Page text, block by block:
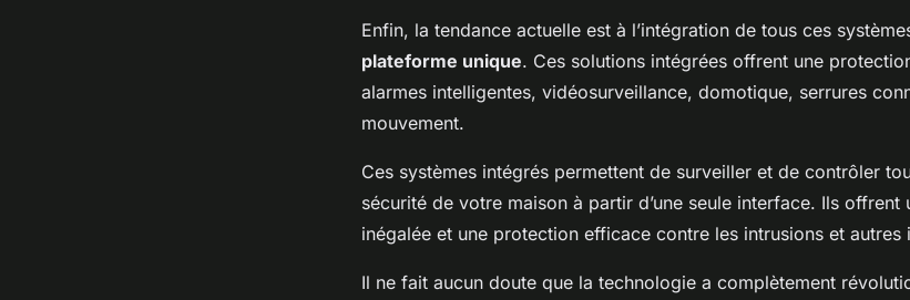
Enfin, la tendance actuelle est à l’intégration de tous ces
plateforme unique. Ces solutions intégrées offrent une
alarmes intelligentes, vidéosurveillance, domotique, serrures
mouvement.
Ces systèmes intégrés permettent de surveiller et de contrôler
sécurité de votre maison à partir d’une seule interface. Ils offrent
inégalée et une protection efficace contre les intrusions et autres
Il ne fait aucun doute que la technologie a complètement